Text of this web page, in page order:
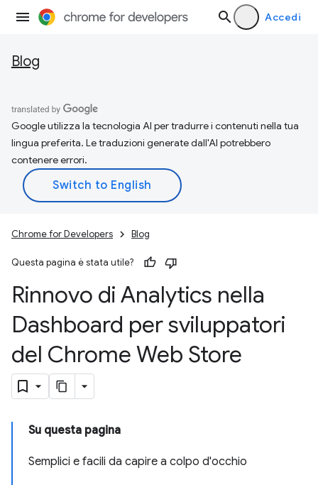
Accedi
Blog
Google utilizza la tecnologia AI per tradurre i contenuti nella tua
lingua preferita. Le traduzioni generate dall'AI potrebbero
contenere errori.
Chrome for Developers Blog
Questa pagina è stata utile?
Rinnovo di Analytics nella
Dashboard per sviluppatori
del Chrome Web Store
Su questa pagina
Semplici e facili da capire a colpo d'occhio